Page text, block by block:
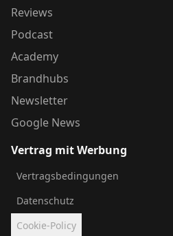
Reviews
Podcast
Academy
Brandhubs
Newsletter
Google News
Vertrag mit Werbung
Vertragsbedingungen
Datenschutz
Cookie-Policy